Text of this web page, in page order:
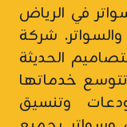
في الرياض
شركة
الحديثة
خدماتها
وتنسيق